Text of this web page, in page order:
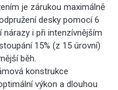
je zárukou maximálně
desky pomocí 6
i při intenzívnějším
15% (z 15 úrovní)
běh.
konstrukce
výkon a dlouhou